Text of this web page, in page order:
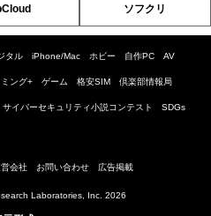
ソフクリ
タル iPhone/Mac ホビー 自作PC AV
ング+ ゲーム 格安SIM 倶楽部情報局
サイバーセキュリティ小説コンテスト SDGs
会社 お問い合わせ 広告掲載
Laboratories, Inc. 2026